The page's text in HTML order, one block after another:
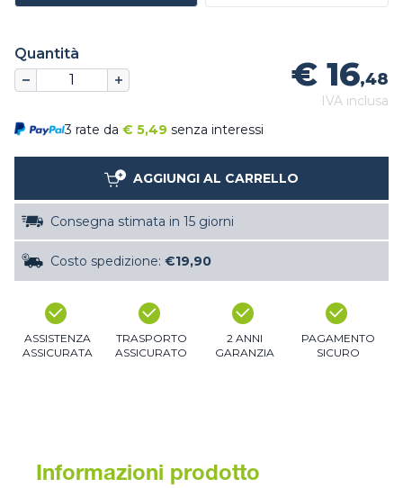
Quantità
€ 16,48
IVA inclusa
3 rate da € 5,49 senza interessi
AGGIUNGI AL CARRELLO
Consegna stimata in 15 giorni
Costo spedizione: €19,90
ASSISTENZA
ASSICURATA
TRASPORTO
ASSICURATO
2 ANNI
GARANZIA
PAGAMENTO
SICURO
Informazioni prodotto